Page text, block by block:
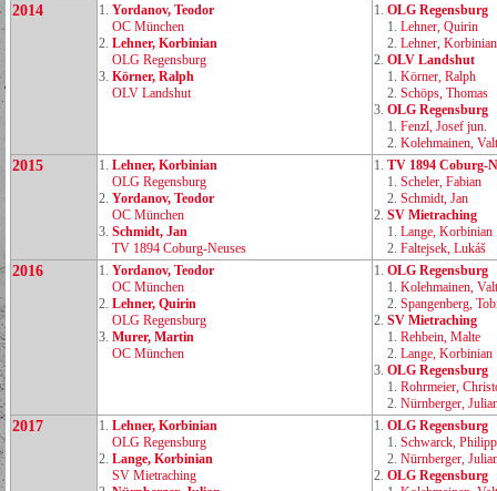
2014 1. Yordanov, Teodor
OC München
2. Lehner, Korbinian
OLG Regensburg
3. Körner, Ralph
OLV Landshut
1. OLG Regensburg
1. Lehner, Quirin
2. Lehner, Korbinian
2. OLV Landshut
1. Körner, Ralph
2. Schöps, Thomas
3. OLG Regensburg
1. Fenzl, Josef jun.
2. Kolehmainen,
2015 1. Lehner, Korbinian
OLG Regensburg
2. Yordanov, Teodor
OC München
3. Schmidt, Jan
TV 1894 Coburg‑Neuses
1. TV 1894
1. Scheler, Fabian
2. Schmidt, Jan
2. SV Mietraching
1. Lange, Korbinian
2. Faltejsek, Lukáš
2016 1. Yordanov, Teodor
OC München
2. Lehner, Quirin
OLG Regensburg
3. Murer, Martin
OC München
1. OLG Regensburg
1. Kolehmainen,
2. Spangenberg,
2. SV Mietraching
1. Rehbein, Malte
2. Lange, Korbinian
3. OLG Regensburg
1. Rohrmeier,
2. Nürnberger,
2017 1. Lehner, Korbinian
OLG Regensburg
2. Lange, Korbinian
SV Mietraching
1. OLG Regensburg
1. Schwarck, Philipp
2. Nürnberger,
2. OLG Regensburg